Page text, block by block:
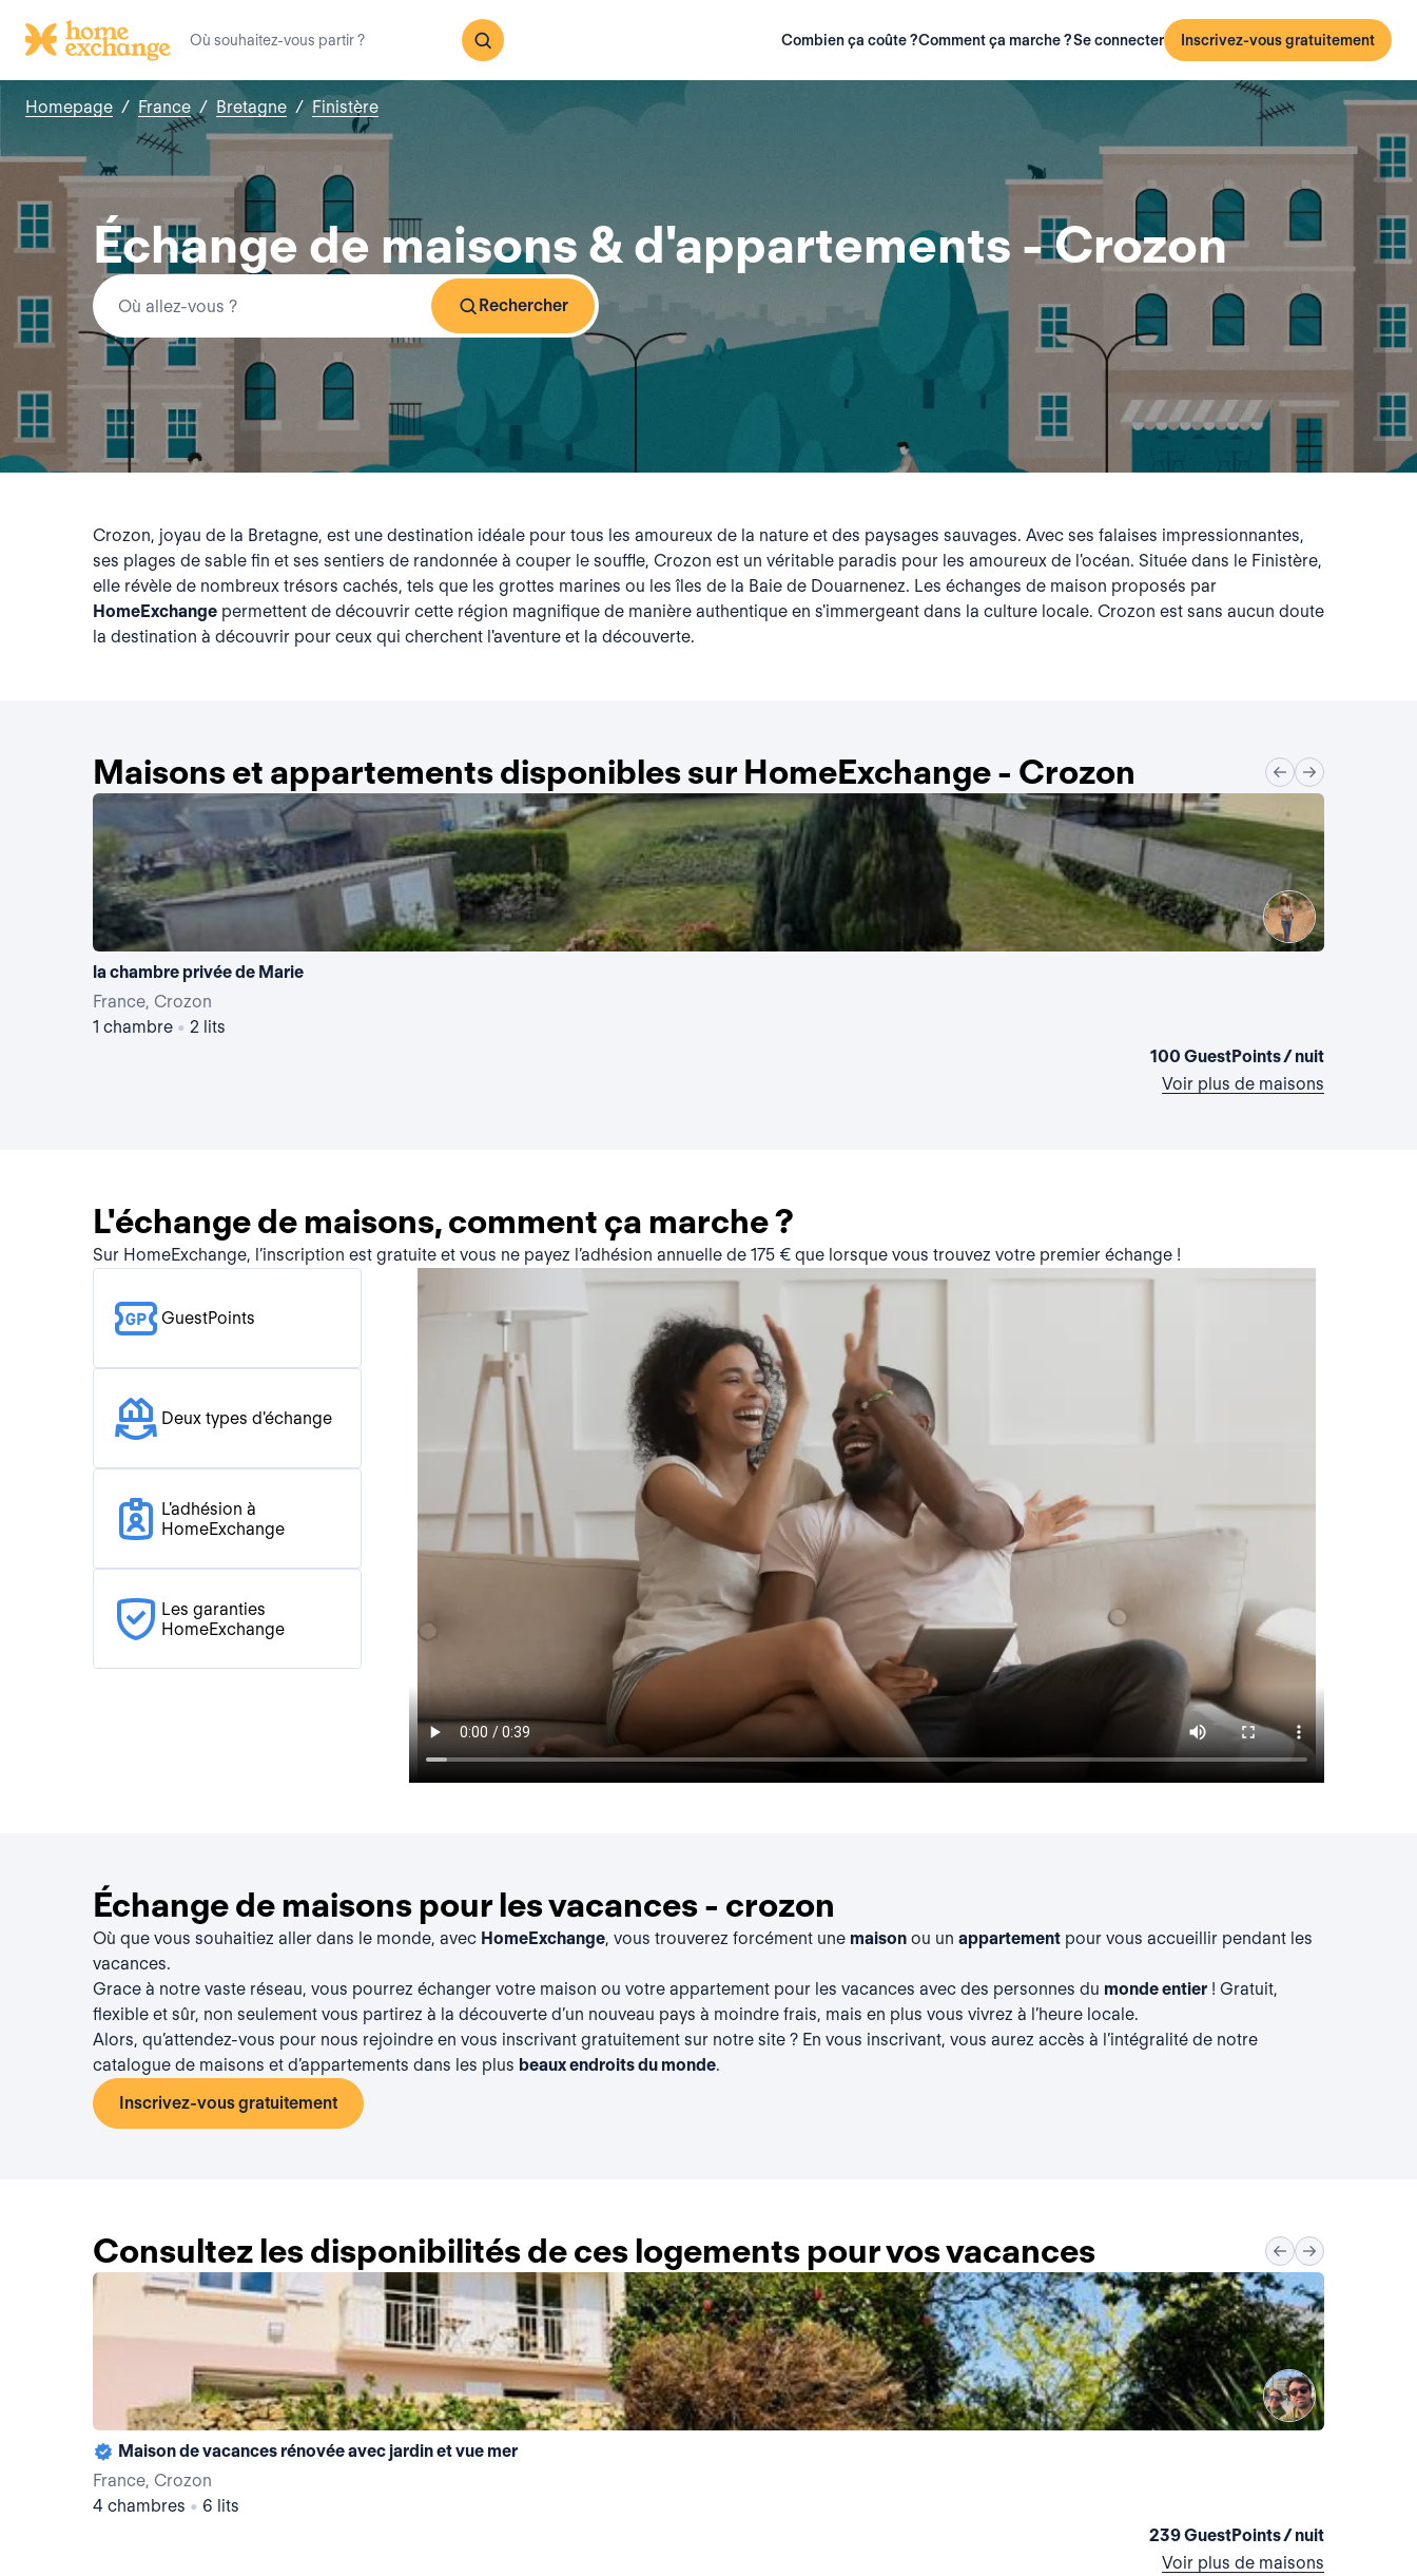
Combien ça coûte ?Comment ça marche ?Se connecter Inscrivez-vous gratuitement
Homepage / France / Bretagne / Finistère
Échange de maisons & d'appartements - Crozon
Rechercher
Crozon, joyau de la Bretagne, est une destination idéale pour tous les amoureux de la nature et des paysages sauvages. Avec ses falaises impressionnantes,
ses plages de sable fin et ses sentiers de randonnée à couper le souffle, Crozon est un véritable paradis pour les amoureux de l'océan. Située dans le Finistère,
elle révèle de nombreux trésors cachés, tels que les grottes marines ou les îles de la Baie de Douarnenez. Les échanges de maison proposés par
HomeExchange permettent de découvrir cette région magnifique de manière authentique en s'immergeant dans la culture locale. Crozon est sans aucun doute
la destination à découvrir pour ceux qui cherchent l'aventure et la découverte.
Maisons et appartements disponibles sur HomeExchange - Crozon
la chambre privée de Marie
France, Crozon
1 chambre • 2 lits
100 GuestPoints / nuit
Voir plus de maisons
L'échange de maisons, comment ça marche ?
Sur HomeExchange, l’inscription est gratuite et vous ne payez l’adhésion annuelle de 175 € que lorsque vous trouvez votre premier échange !
GuestPoints
Deux types d'échange
L'adhésion à
HomeExchange
Les garanties
HomeExchange
Échange de maisons pour les vacances - crozon
Où que vous souhaitiez aller dans le monde, avec HomeExchange, vous trouverez forcément une maison ou un appartement pour vous accueillir pendant les
vacances.
Grace à notre vaste réseau, vous pourrez échanger votre maison ou votre appartement pour les vacances avec des personnes du monde entier ! Gratuit,
flexible et sûr, non seulement vous partirez à la découverte d’un nouveau pays à moindre frais, mais en plus vous vivrez à l’heure locale.
Alors, qu’attendez-vous pour nous rejoindre en vous inscrivant gratuitement sur notre site ? En vous inscrivant, vous aurez accès à l’intégralité de notre
catalogue de maisons et d’appartements dans les plus beaux endroits du monde.
Inscrivez-vous gratuitement
Consultez les disponibilités de ces logements pour vos vacances
Maison de vacances rénovée avec jardin et vue mer
France, Crozon
4 chambres • 6 lits
239 GuestPoints / nuit
Voir plus de maisons